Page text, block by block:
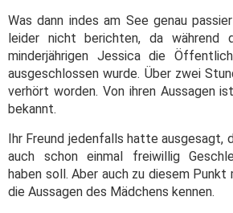
Was dann indes am See genau
leider nicht berichten, da während
minderjährigen Jessica die
ausgeschlossen wurde. Über zwei
verhört worden. Von ihren Aussagen
bekannt.
Ihr Freund jedenfalls hatte ausgesagt,
auch schon einmal freiwillig
haben soll. Aber auch zu diesem
die Aussagen des Mädchens kennen.